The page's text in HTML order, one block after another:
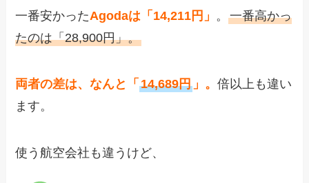
一番安かったAgodaは「14,211円」 。一番高かっ
たのは「28,900円」。
両者の差は、なんと「14,689円 」。倍以上も違い
ます。
使う航空会社も違うけど、